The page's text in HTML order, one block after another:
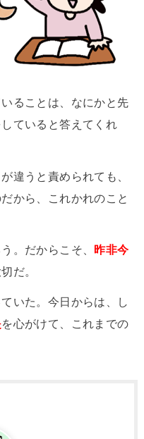
ることは、なにかと先
していると答えてくれ
違うと責められても、
から、これかれのこと
。だからこそ、 昨非今
だ。
いた。今日からは、し
を心がけて、これまでの